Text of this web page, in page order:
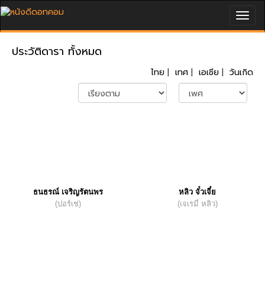
ประวัติดารา ทั้งหมด
ไทย | เทศ | เอเชีย | วันเกิด
ธนธรณ์ เจริญรัตนพร
(ปอร์เช่)
หลิว จั๋วเจี๋ย
(เจเรมี่ หลิว)